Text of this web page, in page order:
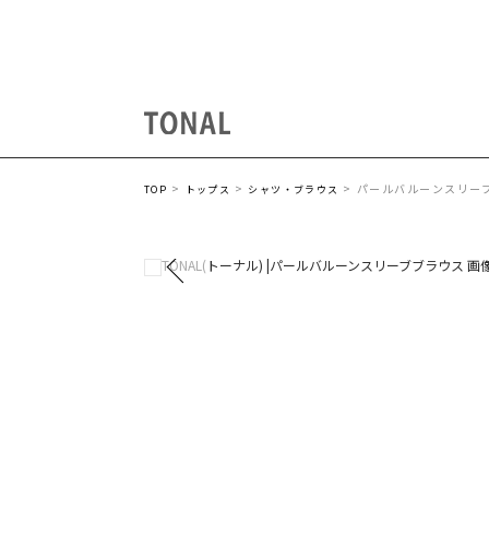
TOP トップス シャツ・ブラウス パールバルーンスリー